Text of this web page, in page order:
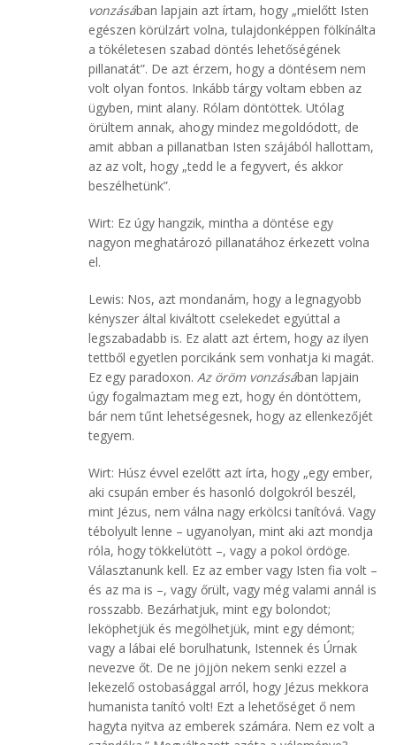
vonzásában lapjain azt írtam, hogy „mielőtt Isten
egészen körülzárt volna, tulajdonképpen fölkínálta
a tökéletesen szabad döntés lehetőségének
pillanatát”. De azt érzem, hogy a döntésem nem
volt olyan fontos. Inkább tárgy voltam ebben az
ügyben, mint alany. Rólam döntöttek. Utólag
örültem annak, ahogy mindez megoldódott, de
amit abban a pillanatban Isten szájából hallottam,
az az volt, hogy „tedd le a fegyvert, és akkor
beszélhetünk”.
Wirt: Ez úgy hangzik, mintha a döntése egy
nagyon meghatározó pillanatához érkezett volna
el.
Lewis: Nos, azt mondanám, hogy a legnagyobb
kényszer által kiváltott cselekedet egyúttal a
legszabadabb is. Ez alatt azt értem, hogy az ilyen
tettből egyetlen porcikánk sem vonhatja ki magát.
Ez egy paradoxon. Az öröm vonzásában lapjain
úgy fogalmaztam meg ezt, hogy én döntöttem,
bár nem tűnt lehetségesnek, hogy az ellenkezőjét
tegyem.
Wirt: Húsz évvel ezelőtt azt írta, hogy „egy ember,
aki csupán ember és hasonló dolgokról beszél,
mint Jézus, nem válna nagy erkölcsi tanítóvá. Vagy
tébolyult lenne – ugyanolyan, mint aki azt mondja
róla, hogy tökkelütött –, vagy a pokol ördöge.
Választanunk kell. Ez az ember vagy Isten fia volt –
és az ma is –, vagy őrült, vagy még valami annál is
rosszabb. Bezárhatjuk, mint egy bolondot;
leköphetjük és megölhetjük, mint egy démont;
vagy a lábai elé borulhatunk, Istennek és Úrnak
nevezve őt. De ne jöjjön nekem senki ezzel a
lekezelő ostobasággal arról, hogy Jézus mekkora
humanista tanító volt! Ezt a lehetőséget ő nem
hagyta nyitva az emberek számára. Nem ez volt a